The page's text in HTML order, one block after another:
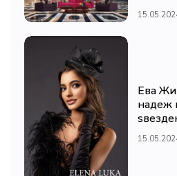
Ева
надеж